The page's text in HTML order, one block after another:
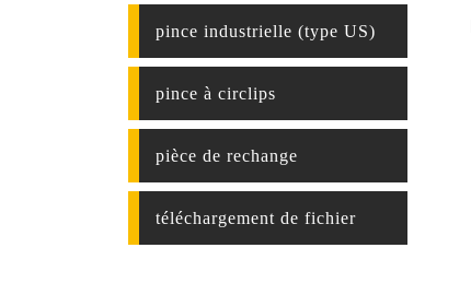
pince industrielle (type US)
pince à circlips
pièce de rechange
téléchargement de fichier